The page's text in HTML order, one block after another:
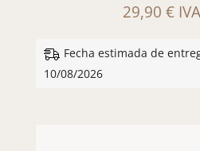
29,90€
Fecha estimada de
10/08/2026